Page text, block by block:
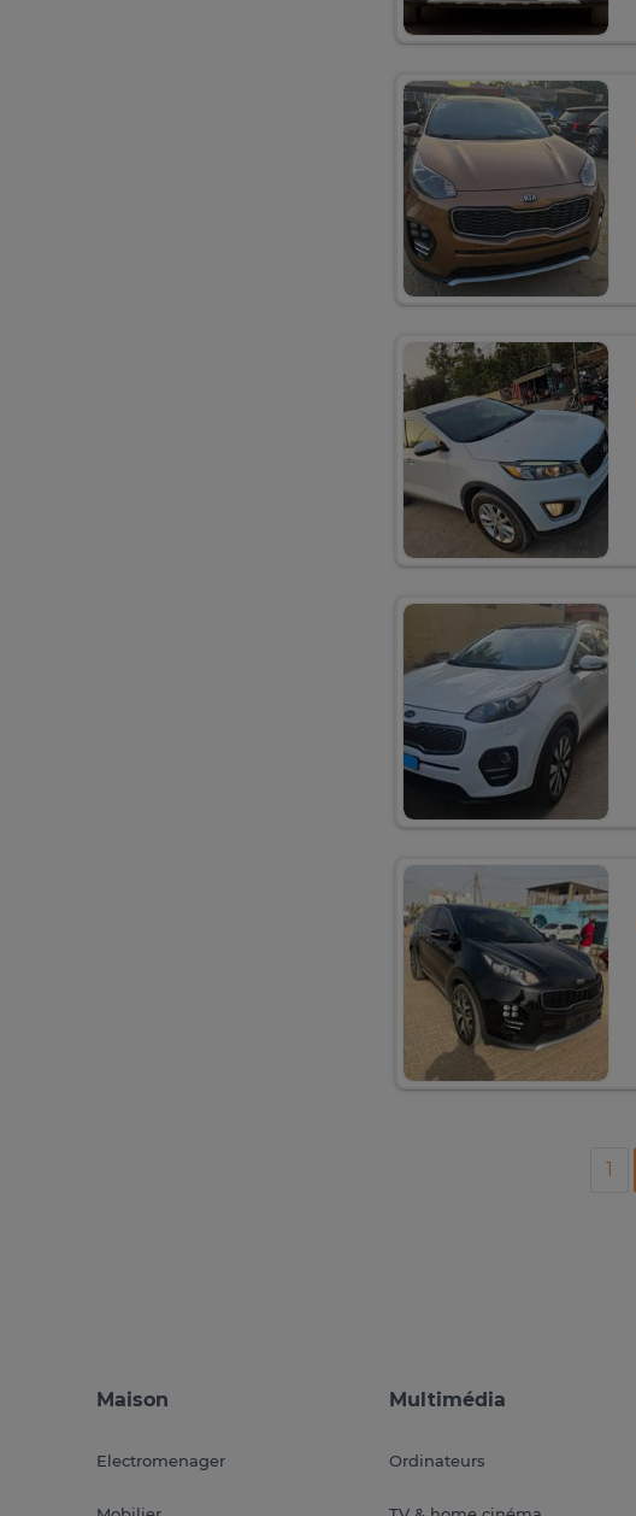
1
Maison
Electromenager
Multimédia
Ordinateurs